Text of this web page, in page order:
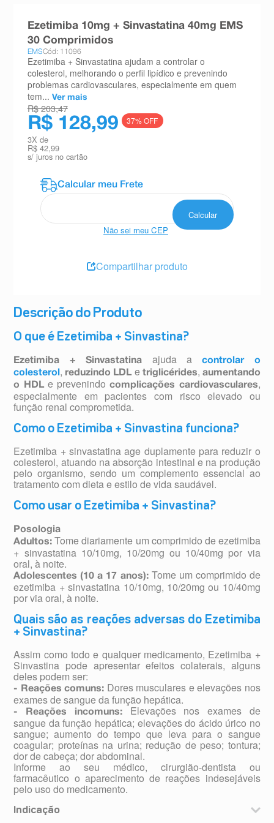
Descrição do Produto
O que é Ezetimiba + Sinvastina?
Ezetimiba + Sinvastatina ajuda acontrolar o
colesterol , reduzindo LDL e triglicérides, aumentando
o HDLe prevenindocomplicações cardiovasculares,
especialmente em pacientes com risco elevado ou
função renal comprometida.
Como o Ezetimiba + Sinvastina funciona?
Ezetimiba + sinvastatina age duplamente para reduzir o
colesterol, atuando na absorção intestinal e na produção
pelo organismo, sendo um complemento essencial ao
tratamento com dieta e estilo de vida saudável.
Como usar o Ezetimiba + Sinvastina?
Posologia
Adultos: Tome diariamente um comprimido de ezetimiba
+ sinvastatina 10/10mg, 10/20mg ou 10/40mg por via
oral, à noite.
Adolescentes (10 a 17 anos):Tome um comprimido de
ezetimiba + sinvastatina 10/10mg, 10/20mg ou 10/40mg
por via oral, à noite.
Quais são as reações adversas do Ezetimiba
+ Sinvastina?
Assim como todo e qualquer medicamento, Ezetimiba +
Sinvastina pode apresentar efeitos colaterais, alguns
deles podem ser:
- Reações comuns: Dores musculares e elevações nos
exames de sangue da função hepática.
- Reações incomuns:Elevações nos exames de
sangue da função hepática; elevações do ácido úrico no
sangue; aumento do tempo que leva para o sangue
coagular; proteínas na urina; redução de peso; tontura;
dor de cabeça; dor abdominal.
Informe ao seu médico, cirurgião-dentista ou
farmacêutico o aparecimento de reações indesejáveis
pelo uso do medicamento.
Indicação
Ezetimiba 10mg + Sinvastatina 40mg EMS
30 Comprimidos
EMSCód: 11096
Ezetimiba + Sinvastatina ajudam a controlar o
colesterol, melhorando o perfil lipídico e prevenindo
problemas cardiovasculares, especialmente em quem
tem... Ver mais
R$ 203,47
R$ 128,99 37% OFF
3X de
R$ 42,99
s/ juros no cartão
Não sei meu CEP
Compartilhar produto
absorvente
10ºshampoo